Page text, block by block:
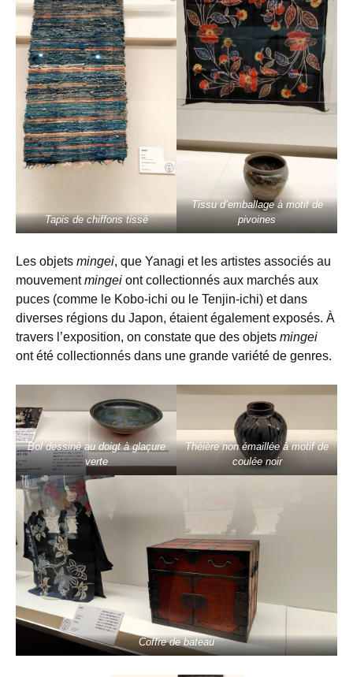
Tapis de chiffons tissé
Tissu d’emballage à motif de
pivoines
Les objets mingei, que Yanagi et les artistes associés au
mouvementmingei ont collectionnés aux marchés aux
puces (comme le Kobo-ichi ou le Tenjin-ichi) et dans
diverses régions du Japon, étaient également exposés. À
travers l’exposition, on constate que des objets mingei
ont été collectionnés dans une grande variété de genres.
Bol dessiné au doigt à glaçure
verte
Théière non émaillée à motif de
coulée noir
Coffre de bateau